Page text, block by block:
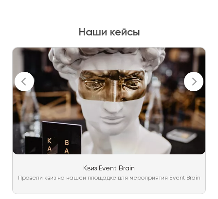
Наши кейсы
Квиз Event Brain
Провели квиз на нашей площадке для мероприятия Event Brain